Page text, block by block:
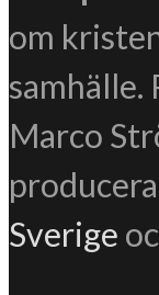
om
samhälle.
Marco
Sverige